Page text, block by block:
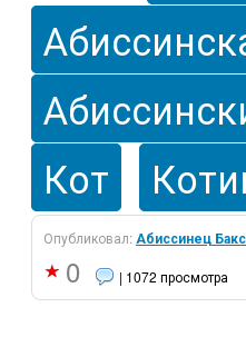
Кот
Опубликовал:Абиссинец Бакс
0 | 1072 просмотра